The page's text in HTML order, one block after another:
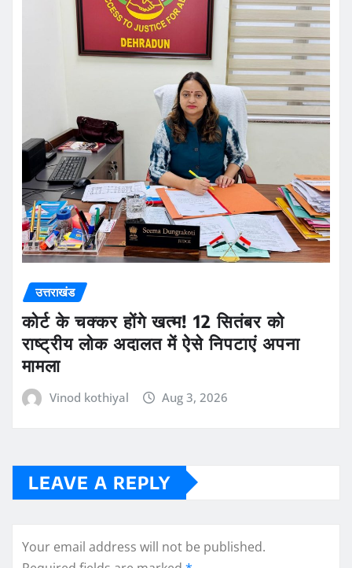
उत्तराखंड
कोर्ट के चक्कर होंगे खत्म! 12 सितंबर को
राष्ट्रीय लोक अदालत में ऐसे निपटाएं अपना
मामला
Vinod kothiyal Aug 3, 2026
LEAVE A REPLY
Your email address will not be published.